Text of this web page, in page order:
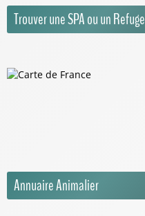
Trouver une SPA ou un Refuge
Annuaire Animalier